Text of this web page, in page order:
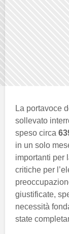
La portavoce
sollevato
speso circa
in un solo
importanti per
critiche per
giustificate,
necessità
state